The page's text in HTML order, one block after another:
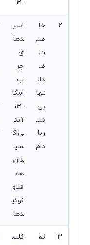
-۳
2
خا
صی
ت
ض
دال
تها
بی
شی
ربا
دام
اسی
دها
ی
چر
ب
امگا
-۳،
آنت
ی‌اک
سی
دان‌
ها،
فلاو
نوئی
دها
3
تق
کلس